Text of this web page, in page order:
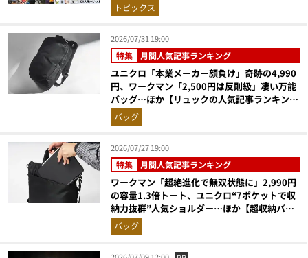
トピックス
2026/07/31 19:00
特集 月間人気記事ランキング
ユニクロ「本業メーカー顔負け」奇跡の4,990
円、ワークマン「2,500円は反則級」凄い万能
バッグ…ほか【リュックの人気記事ランキング
ベスト3】（2026年6月版）
バッグ
2026/07/27 19:00
特集 月間人気記事ランキング
ワークマン「超絶進化で無双状態に」2,990円
の容量1.3倍トート、ユニクロ“7ポケットで収
納力抜群”人気ショルダー…ほか【超収納バッ
グの人気記事ランキングベスト3】（2026年6
月版）
バッグ